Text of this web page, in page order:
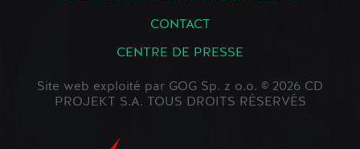
CONTACT
CENTRE DE PRESSE
Site web exploité par GOG Sp. z o.o. © 2026 CD
PROJEKT S.A. TOUS DROITS RÉSERVÉS